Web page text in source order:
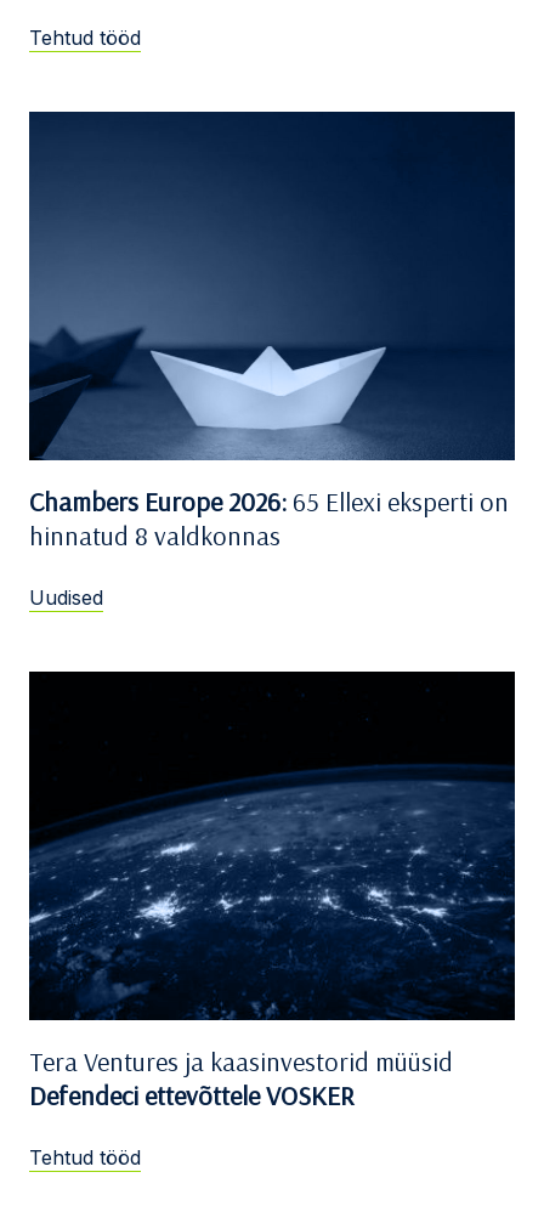
Tehtud tööd
Chambers Europe 2026: 65 Ellexi eksperti on
hinnatud 8 valdkonnas
Uudised
Tera Ventures ja kaasinvestorid müüsid
Defendeci ettevõttele VOSKER
Tehtud tööd